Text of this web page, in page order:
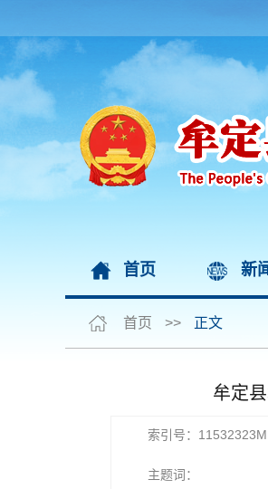
首页 新
首页 >> 正文
牟定
索引号：
主题词：